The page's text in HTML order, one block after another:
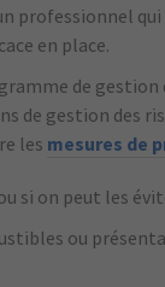
professionnel
en place.
de gestion
de gestion des
les mesures de
si on peut les
ou